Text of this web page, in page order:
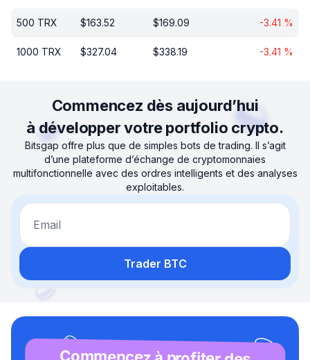
500 TRX $163.52 $169.09 -3.41 %
1000 TRX $327.04 $338.19 -3.41 %
Commencez dès aujourd’hui
à développer votre portfolio crypto.
Bitsgap offre plus que de simples bots de trading. Il s’agit
d’une plateforme d’échange de cryptomonnaies
multifonctionnelle avec des ordres intelligents et des analyses
exploitables.
Email
Trader BTC